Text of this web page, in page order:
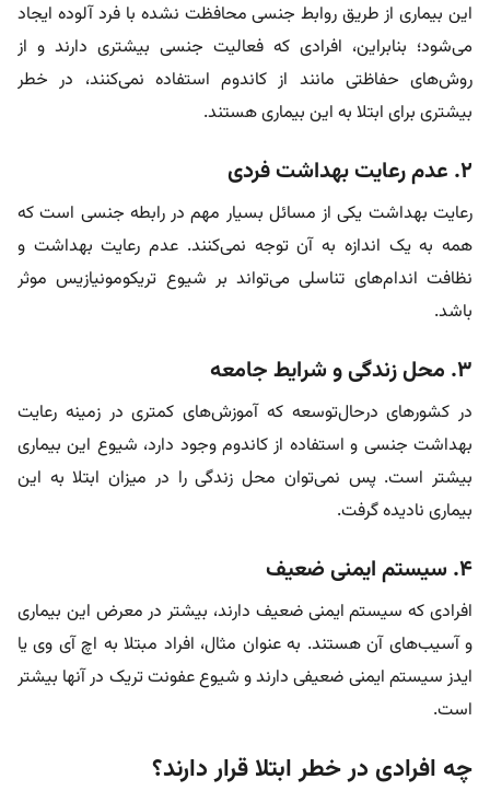
این بیماری از طریق روابط جنسی محافظت نشده با فرد آلوده ایجاد
می‌شود؛ بنابراین، افرادی که فعالیت جنسی بیشتری دارند و از
روش‌های حفاظتی مانند از کاندوم استفاده نمی‌کنند، در خطر
بیشتری برای ابتلا به این بیماری هستند.
2. عدم رعایت بهداشت فردی
رعایت بهداشت یکی از مسائل بسیار مهم در رابطه جنسی است که
همه به یک اندازه به آن توجه نمی‌کنند. عدم رعایت بهداشت و
نظافت اندام‌های تناسلی می‌تواند بر شیوع تریکومونیازیس موثر
باشد.
3. محل زندگی و شرایط جامعه
در کشورهای درحال‌توسعه که آموزش‌های کمتری در زمینه رعایت
بهداشت جنسی و استفاده از کاندوم وجود دارد، شیوع این بیماری
بیشتر است. پس نمی‌توان محل زندگی را در میزان ابتلا به این
بیماری نادیده گرفت.
4. سیستم ایمنی ضعیف
افرادی که سیستم ایمنی ضعیف دارند، بیشتر در معرض این بیماری
و آسیب‌های آن هستند. به عنوان مثال، افراد مبتلا به اچ آی وی یا
ایدز سیستم ایمنی ضعیفی دارند و شیوع عفونت تریک در آنها بیشتر
است.
چه افرادی در خطر ابتلا قرار دارند؟